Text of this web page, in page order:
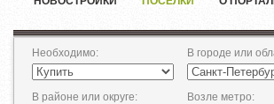
Необходимо: В городе или
В районе или округе: Возле метро: